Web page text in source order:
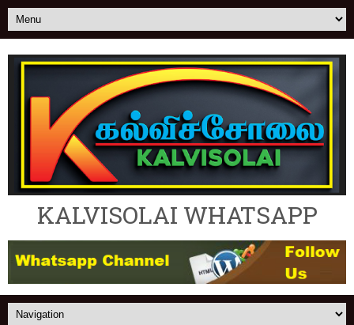
KALVISOLAI WHATSAPP